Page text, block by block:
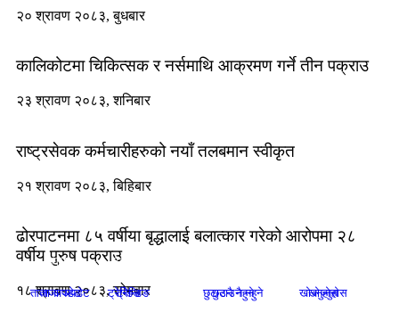
ताजा अपडेट ट्रेन्डिङ छुटाउनै नहुने खोज्नुहोस
२० श्रावण २०८३, बुधबार
कालिकोटमा चिकित्सक र नर्समाथि आक्रमण गर्ने तीन पक्राउ
२३ श्रावण २०८३, शनिबार
राष्ट्रसेवक कर्मचारीहरुको नयाँ तलबमान स्वीकृत
२१ श्रावण २०८३, बिहिबार
ढोरपाटनमा ८५ वर्षीया बृद्धालाई बलात्कार गरेको आरोपमा २८
वर्षीय पुरुष पक्राउ
१८ श्रावण २०८३, सोमबार
ताजा अपडेट ट्रेन्डिङ छुटाउनै नहुने खोज्नुहोस